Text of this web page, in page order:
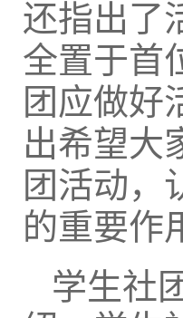
还指出了
全置于首
团应做好
出希望大
团活动，
的重要作
学生社